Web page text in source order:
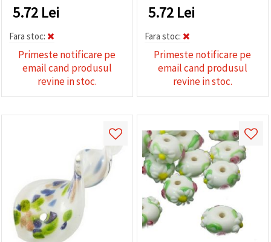
5.72 Lei
Fara stoc:
Primeste notificare pe
email cand produsul
revine in stoc.
5.72 Lei
Fara stoc:
Primeste notificare pe
email cand produsul
revine in stoc.